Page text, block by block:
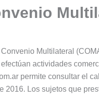
Multilateral
actividades
permite consultar el
2016. Los sujetos que